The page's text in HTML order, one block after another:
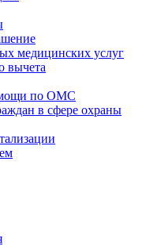
медицинских услуг
вычета
по ОМС
в сфере охраны